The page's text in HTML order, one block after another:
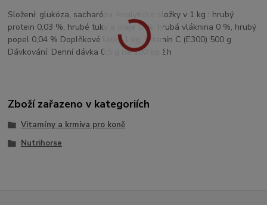
Složení: glukóza, sacharóza Analytické složky v 1 kg : hrubý
protein 0,03 %, hrubé tuky a oleje 0 %, hrubá vláknina 0 %, hrubý
popel 0,04 % Doplňkové látky 1 kg: Vitamín C (E300) 500 g
Dávkování: Denní dávka 0,5 g na 100 kg ž.h
Zboží zařazeno v kategoriích
Vitamíny a krmiva pro koně
Nutrihorse